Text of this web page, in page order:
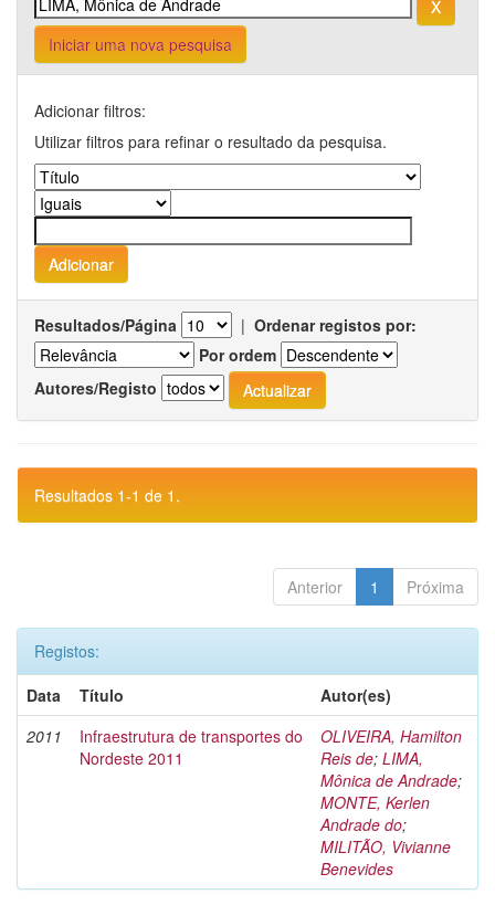
Iniciar uma nova pesquisa
Adicionar filtros:
Utilizar filtros para refinar o resultado da pesquisa.
Resultados/Página | Ordenar registos por:
Por ordem
Autores/Registo
Resultados 1-1 de 1.
Anterior 1 Próxima
Registos:
Data
Título
Autor(es)
2011
Infraestrutura de transportes do
Nordeste 2011
OLIVEIRA, Hamilton
Reis de; LIMA,
Mônica de Andrade;
MONTE, Kerlen
Andrade do;
MILITÃO, Vivianne
Benevides